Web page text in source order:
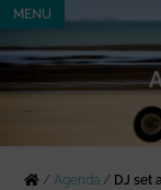
MENU
/Agenda / DJ set